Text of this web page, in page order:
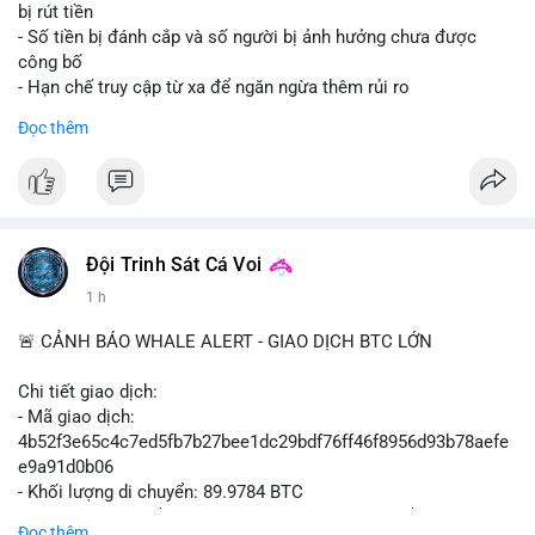
tiền tiếp theo từ ví nguồn. Không nên hành động vội vàng dựa
trên một giao dịch đơn lẻ; hãy quan sát thêm 2-3 khối lượng
tương tự trong 24 giờ tới để xác định xu hướng rõ ràng.
bị rút tiền
- Số tiền bị đánh cắp và số người bị ảnh hưởng chưa được
công bố
- Hạn chế truy cập từ xa để ngăn ngừa thêm rủi ro
#binancesquare
$btc
📰 Nguồn: Cointelegraph
Đọc thêm
Đội Trinh Sát Cá Voi
1 h
🚨 CẢNH BÁO WHALE ALERT - GIAO DỊCH BTC LỚN
Chi tiết giao dịch:
- Mã giao dịch:
4b52f3e65c4c7ed5fb7b27bee1dc29bdf76ff46f8956d93b78aefe
e9a91d0b06
- Khối lượng di chuyển: 89.9784 BTC